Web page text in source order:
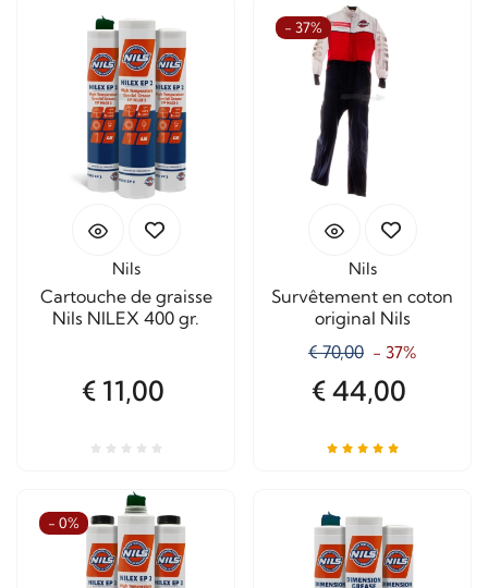
Nils
Cartouche de graisse
Nils NILEX 400 gr.
€ 11,00
- 37%
Nils
Survêtement en coton
original Nils
€ 70,00 - 37%
€ 44,00
- 0%